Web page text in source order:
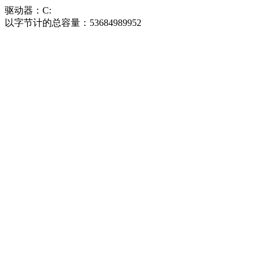
驱动器：C:
以字节计的总容量：53684989952